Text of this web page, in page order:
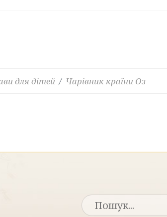
для дітей Чарівник країни Оз